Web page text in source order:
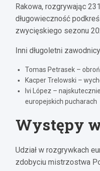
Rakowa, rozgrywając
długowieczność
zwycięskiego sezonu
Inni długoletni
Tomas Petrasek –
Kacper Trelowski –
Ivi López –
europejskich pucharach
Występy
Udział w rozgrywkach
zdobyciu mistrzostwa